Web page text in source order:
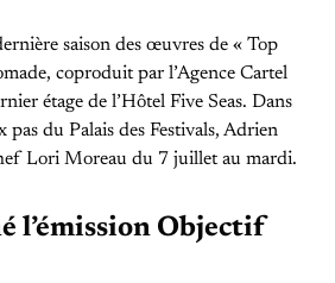
saison des œuvres de « Top
coproduit par l’Agence Cartel
étage de l’Hôtel Five Seas. Dans
pas du Palais des Festivals, Adrien
Lori Moreau du 7 juillet au mardi.
l’émission Objectif